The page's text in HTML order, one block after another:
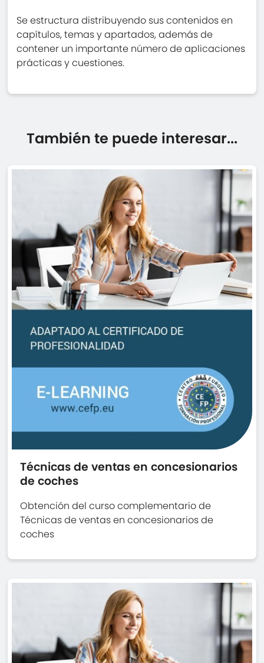
Se estructura distribuyendo sus contenidos en
capítulos, temas y apartados, además de
contener un importante número de aplicaciones
prácticas y cuestiones.
También te puede interesar...
Técnicas de ventas en concesionarios
de coches
Obtención del curso complementario de
Técnicas de ventas en concesionarios de
coches